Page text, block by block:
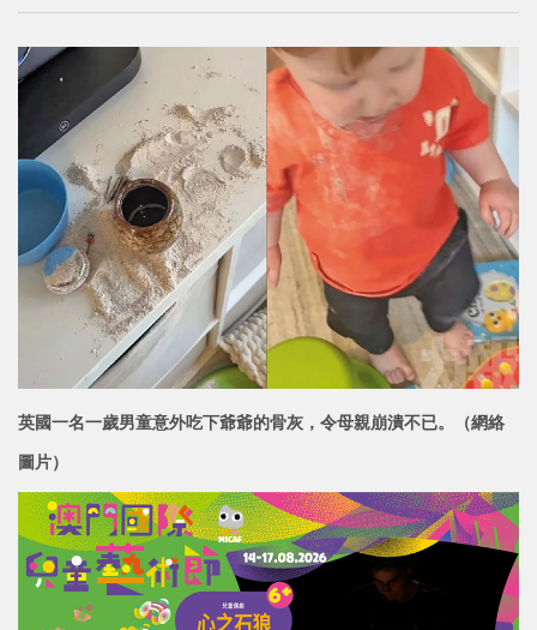
英國一名一歲男童意外吃下爺爺的骨灰，令母親崩潰不已。（網絡
圖片）